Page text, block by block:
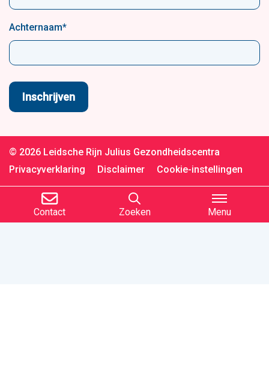
Achternaam*
© 2026 Leidsche Rijn Julius Gezondheidscentra
Privacyverklaring
Disclaimer Cookie-instellingen
Contact Zoeken Menu